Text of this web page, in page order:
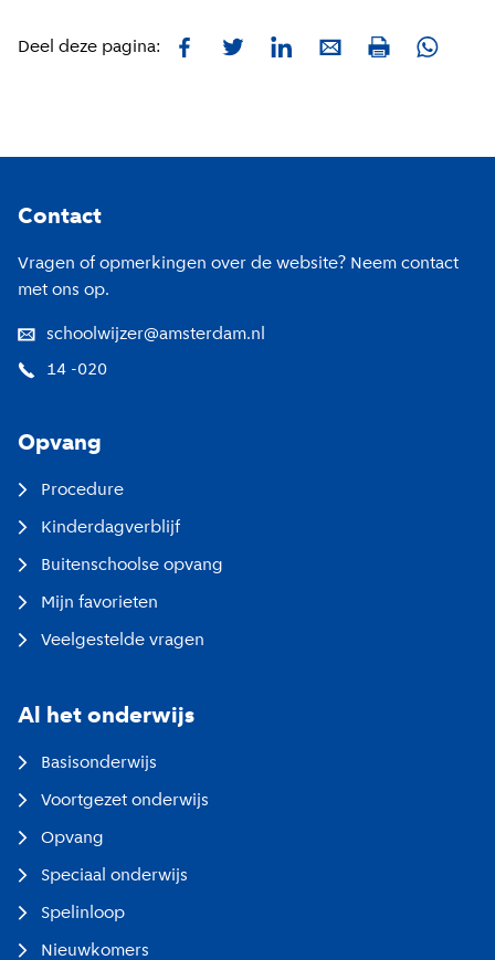
Deel deze pagina: FacebookTwitterLinkedInE-mailPrint
Contact
Vragen of opmerkingen over de website? Neem contact
met ons op.
schoolwijzer@amsterdam.nl
14 -020
Opvang
Procedure
Kinderdagverblijf
Buitenschoolse opvang
Mijn favorieten
Veelgestelde vragen
Al het onderwijs
Basisonderwijs
Voortgezet onderwijs
Opvang
Speciaal onderwijs
Spelinloop
Nieuwkomers